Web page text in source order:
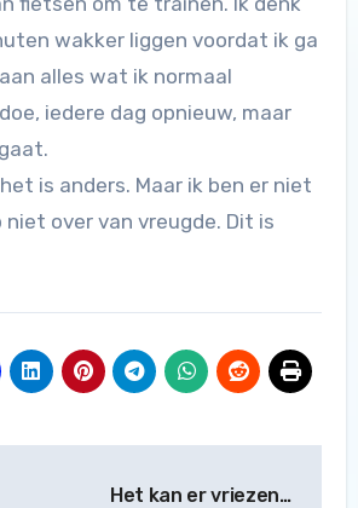
wakker liggen voordat ik ga
alles wat ik normaal
iedere dag opnieuw, maar
het is anders. Maar ik ben er niet
over van vreugde. Dit is
Het kan er vriezen…